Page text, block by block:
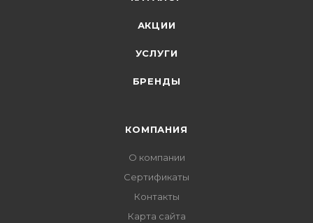
АКЦИИ
УСЛУГИ
БРЕНДЫ
КОМПАНИЯ
О компании
Сертификаты
Контакты
Карта сайта